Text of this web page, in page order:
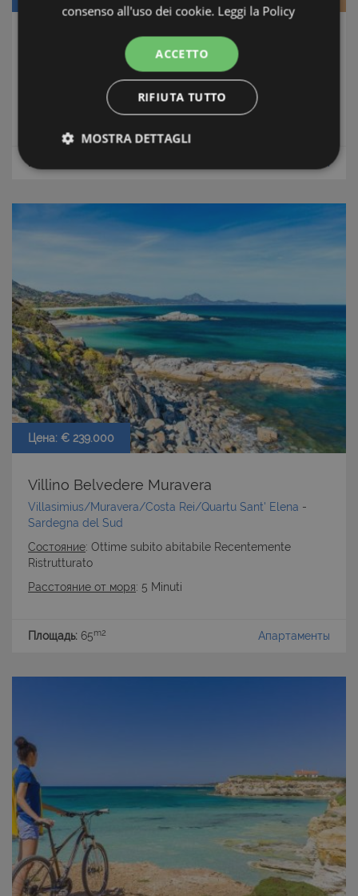
L' Appartamento nel Convento
-Nord Sardegna
: Ottime subito abitabile
Расстояние от моря: 50 Metri
Площадь: Апартаменты
Цена: € 239.000
Villino Belvedere Muravera
Villasimius/Muravera/Costa Rei/Quartu Sant' Elena -
Sardegna del Sud
Состояние: Ottime subito abitabile Recentemente
Ristrutturato
Расстояние от моря: 5 Minuti
Площадь: 65m2 Апартаменты
consenso all'uso dei cookie. Leggi la Policy
ACCETTO
RIFIUTA TUTTO
MOSTRA DETTAGLI
Strettamente necessari e Statistiche
I cookie strettamente necessari consentono
funzionalità del sito Web principale come l'accesso
degli utenti e la gestione dell'account. Il sito Web
non può essere utilizzato correttamente senza i
cookie strettamente necessari.
Nome
Provider/ Dominio
Scadenza
PHPSESSID
PHP.net
www.latuacasainsardegna.com
www.latuacasainsardegna.com